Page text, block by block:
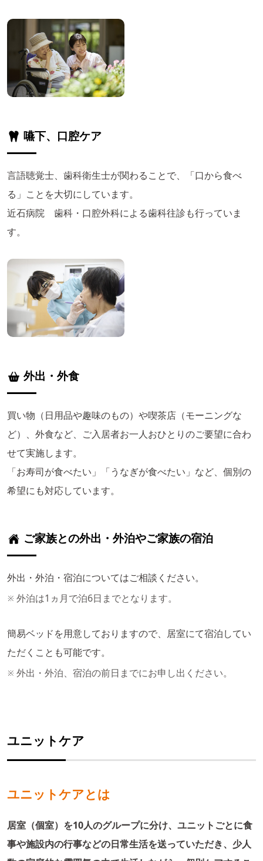
嚥下、口腔ケア
言語聴覚士、歯科衛生士が関わることで、「口から食べ
る」ことを大切にしています。
近石病院 歯科・口腔外科による歯科往診も行っていま
す。
外出・外食
買い物（日用品や趣味のもの）や喫茶店（モーニングな
ど）、外食など、ご入居者お一人おひとりのご要望に合わ
せて実施します。
「お寿司が食べたい」「うなぎが食べたい」など、個別の
希望にも対応しています。
ご家族との外出・外泊やご家族の宿泊
外出・外泊・宿泊についてはご相談ください。
外泊は1ヵ月で泊6日までとなります。
簡易ベッドを用意しておりますので、居室にて宿泊してい
ただくことも可能です。
外出・外泊、宿泊の前日までにお申し出ください。
ユニットケア
ユニットケアとは
居室（個室）を10人のグループに分け、ユニットごとに食
事や施設内の行事などの日常生活を送っていただき、少人